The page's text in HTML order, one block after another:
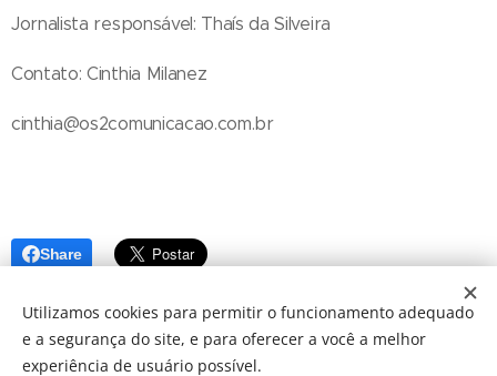
Jornalista responsável: Thaís da Silveira
Contato: Cinthia Milanez
cinthia@os2comunicacao.com.br
Share
Utilizamos cookies para permitir o funcionamento adequado
e a segurança do site, e para oferecer a você a melhor
experiência de usuário possível.